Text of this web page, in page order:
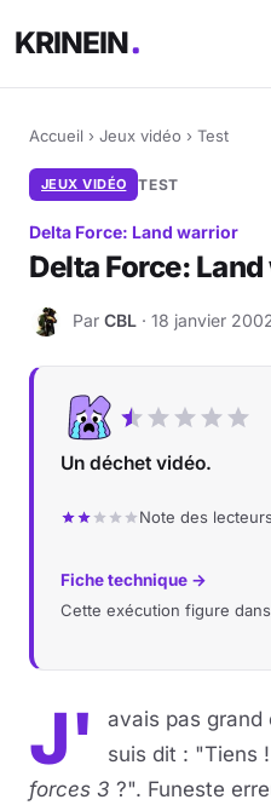
KRINEIN
Accueil › Jeux vidéo › Test
JEUX VIDÉO TEST
Delta Force: Land warrior
Delta Force:
C Par CBL · 18 janvier
Un déchet vidéo.
Note des
Fiche technique →
Cette exécution figure dans
J'
avais pas grand
suis dit : "Tiens
forces 3 ?". Funeste